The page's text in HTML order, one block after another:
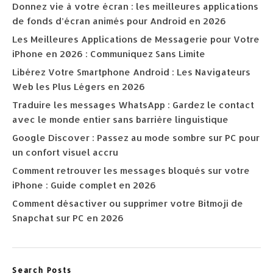
Donnez vie à votre écran : les meilleures applications
de fonds d’écran animés pour Android en 2026
Les Meilleures Applications de Messagerie pour Votre
iPhone en 2026 : Communiquez Sans Limite
Libérez Votre Smartphone Android : Les Navigateurs
Web les Plus Légers en 2026
Traduire les messages WhatsApp : Gardez le contact
avec le monde entier sans barrière linguistique
Google Discover : Passez au mode sombre sur PC pour
un confort visuel accru
Comment retrouver les messages bloqués sur votre
iPhone : Guide complet en 2026
Comment désactiver ou supprimer votre Bitmoji de
Snapchat sur PC en 2026
Search Posts